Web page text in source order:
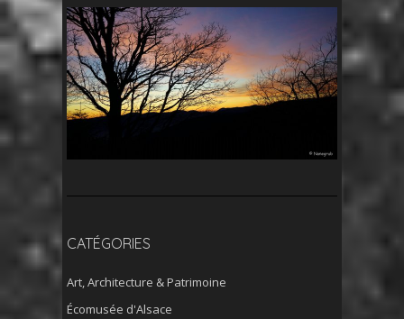
CATÉGORIES
Art, Architecture & Patrimoine
Écomusée d'Alsace